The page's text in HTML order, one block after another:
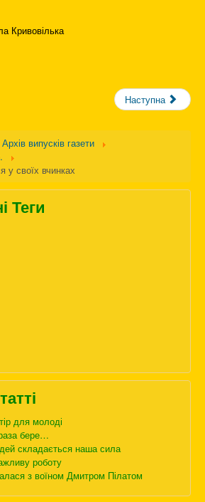
Кривовілька
Наступна
Архів випусків газети
у своїх вчинках
Теги
для молоді
бере…
складається наша сила
роботу
з воїном Дмитром Пілатом